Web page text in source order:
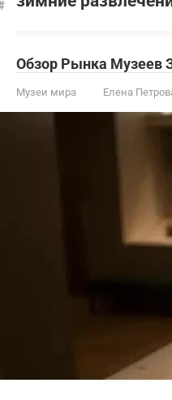
Обзор Рынка Музеев
Музеи мира Елена